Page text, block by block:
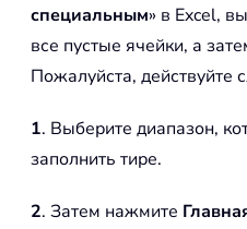
специальным» в Excel,
все пустые ячейки, а
Пожалуйста, действуйте
1. Выберите диапазон,
заполнить тире.
2. Затем нажмите